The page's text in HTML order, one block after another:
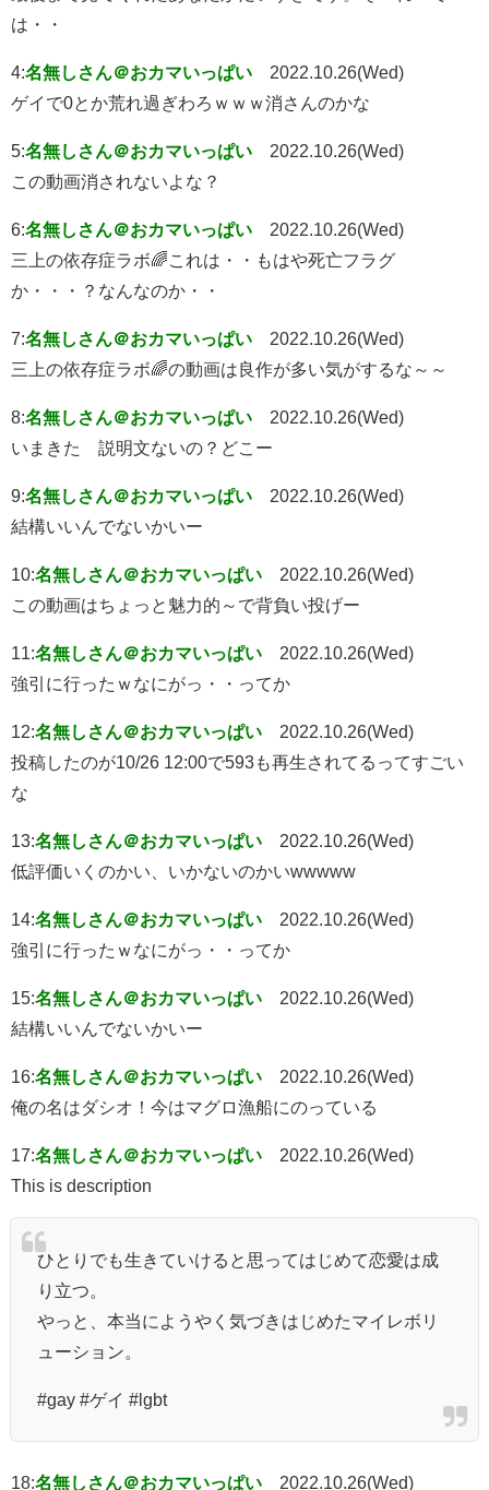
は・・
4:名無しさん＠おカマいっぱい
2022.10.26(Wed)
ゲイで0とか荒れ過ぎわろｗｗｗ消さんのかな
5:名無しさん＠おカマいっぱい
2022.10.26(Wed)
この動画消されないよな？
6:名無しさん＠おカマいっぱい
2022.10.26(Wed)
三上の依存症ラボ🌈これは・・もはや死亡フラグ
か・・・？なんなのか・・
7:名無しさん＠おカマいっぱい
2022.10.26(Wed)
三上の依存症ラボ🌈の動画は良作が多い気がするな～～
8:名無しさん＠おカマいっぱい
2022.10.26(Wed)
いまきた 説明文ないの？どこー
9:名無しさん＠おカマいっぱい
2022.10.26(Wed)
結構いいんでないかいー
10:名無しさん＠おカマいっぱい
2022.10.26(Wed)
この動画はちょっと魅力的～で背負い投げー
11:名無しさん＠おカマいっぱい
2022.10.26(Wed)
強引に行ったｗなにがっ・・ってか
12:名無しさん＠おカマいっぱい
2022.10.26(Wed)
投稿したのが10/26 12:00で593も再生されてるってすごい
な
13:名無しさん＠おカマいっぱい
2022.10.26(Wed)
低評価いくのかい、いかないのかいwwwww
14:名無しさん＠おカマいっぱい
2022.10.26(Wed)
強引に行ったｗなにがっ・・ってか
15:名無しさん＠おカマいっぱい
2022.10.26(Wed)
結構いいんでないかいー
16:名無しさん＠おカマいっぱい
2022.10.26(Wed)
俺の名はダシオ！今はマグロ漁船にのっている
17:名無しさん＠おカマいっぱい
2022.10.26(Wed)
This is description
ひとりでも生きていけると思ってはじめて恋愛は成
り立つ。
やっと、本当にようやく気づきはじめたマイレボリ
ューション。
#gay #ゲイ #lgbt
18:名無しさん＠おカマいっぱい 2022.10.26(Wed)